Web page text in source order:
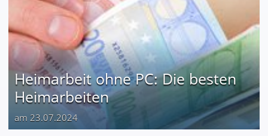
Heimarbeit ohne PC: Die besten
Heimarbeiten
am 23.07.2024